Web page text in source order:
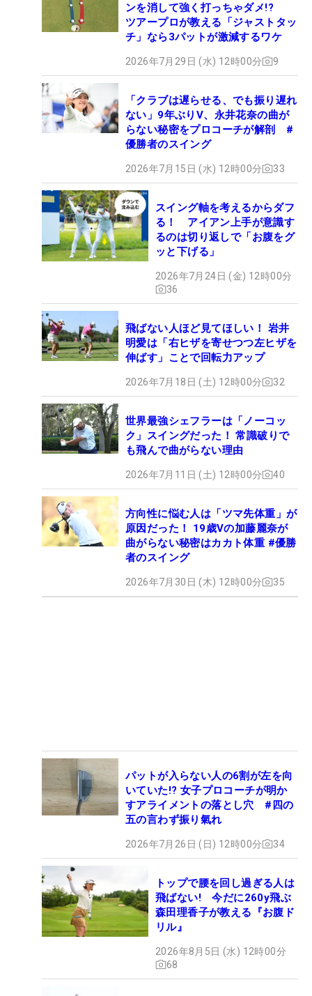
ンを消して強く打っちゃダメ!?
ツアープロが教える「ジャストタッ
チ」なら3パットが激減するワケ
2026年7月29日 (水) 12時00分 9
「クラブは遅らせる、でも振り遅れ
ない」9年ぶりV、永井花奈の曲が
らない秘密をプロコーチが解剖 #
優勝者のスイング
2026年7月15日 (水) 12時00分 33
スイング軸を考えるからダフ
る！ アイアン上手が意識す
るのは切り返しで「お腹をグ
ッと下げる」
2026年7月24日 (金) 12時00分
36
飛ばない人ほど見てほしい！ 岩井
明愛は「右ヒザを寄せつつ左ヒザを
伸ばす」ことで回転力アップ
2026年7月18日 (土) 12時00分 32
世界最強シェフラーは「ノーコッ
ク」スイングだった！ 常識破りで
も飛んで曲がらない理由
2026年7月11日 (土) 12時00分 40
方向性に悩む人は「ツマ先体重」が
原因だった！ 19歳Vの加藤麗奈が
曲がらない秘密はカカト体重 #優勝
者のスイング
2026年7月30日 (木) 12時00分 35
パットが入らない人の6割が左を向
いていた!? 女子プロコーチが明か
すアライメントの落とし穴 #四の
五の言わず振り氣れ
2026年7月26日 (日) 12時00分 34
トップで腰を回し過ぎる人は
飛ばない! 今だに260y飛ぶ
森田理香子が教える『お腹ド
リル』
2026年8月5日 (水) 12時00分
68